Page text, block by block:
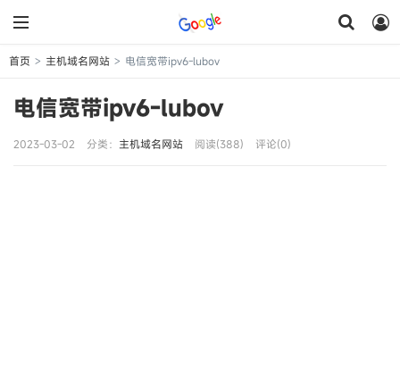
首页 > 主机域名网站 > 电信宽带ipv6-lubov
电信宽带ipv6-lubov
2023-03-02 分类： 主机域名网站 阅读(388) 评论(0)